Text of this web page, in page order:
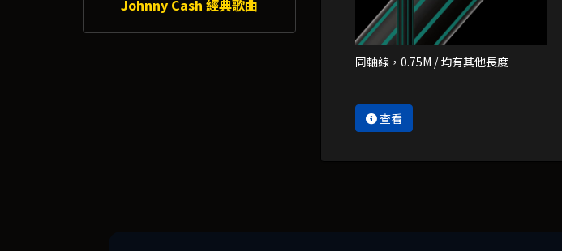
Johnny Cash 經典歌曲
同軸線，0.75M / 均有其他長度
查看